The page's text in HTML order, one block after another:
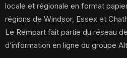
locale et régionale en format
régions de Windsor, Essex et
Le Rempart fait partie du réseau
d’information en ligne du groupe